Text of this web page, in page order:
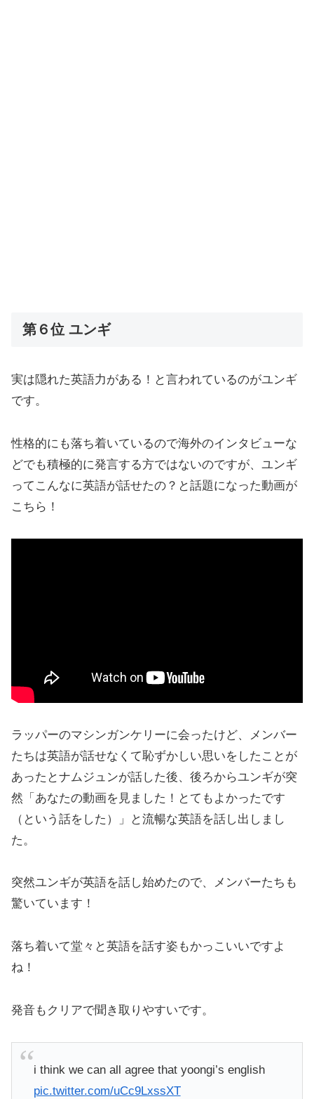
第６位 ユンギ
実は隠れた英語力がある！と言われているのがユンギ
です。
性格的にも落ち着いているので海外のインタビューな
どでも積極的に発言する方ではないのですが、ユンギ
ってこんなに英語が話せたの？と話題になった動画が
こちら！
ラッパーのマシンガンケリーに会ったけど、メンバー
たちは英語が話せなくて恥ずかしい思いをしたことが
あったとナムジュンが話した後、後ろからユンギが突
然「あなたの動画を見ました！とてもよかったです
（という話をした）」と流暢な英語を話し出しまし
た。
突然ユンギが英語を話し始めたので、メンバーたちも
驚いています！
落ち着いて堂々と英語を話す姿もかっこいいですよ
ね！
発音もクリアで聞き取りやすいです。
i think we can all agree that yoongi’s english
pic.twitter.com/uCc9LxssXT